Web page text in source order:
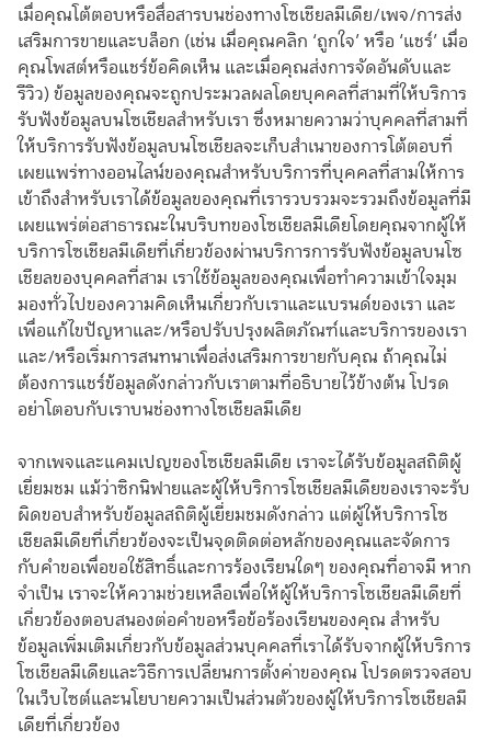
เมื่อคุณโต้ตอบหรือสื่อสารบนช่องทางโซเชียลมีเดีย/เพจ/การส่ง
เสริมการขายและบล็อก (เช่น เมื่อคุณคลิก ‘ถูกใจ’ หรือ ‘แชร์’ เมื่อ
คุณโพสต์หรือแชร์ข้อคิดเห็น และเมื่อคุณส่งการจัดอันดับและ
รีวิว) ข้อมูลของคุณจะถูกประมวลผลโดยบุคคลที่สามที่ให้บริการ
รับฟังข้อมูลบนโซเชียลสำหรับเรา ซึ่งหมายความว่าบุคคลที่สามที่
ให้บริการรับฟังข้อมูลบนโซเชียลจะเก็บสำเนาของการโต้ตอบที่
เผยแพร่ทางออนไลน์ของคุณสำหรับบริการที่บุคคลที่สามให้การ
เข้าถึงสำหรับเราได้ข้อมูลของคุณที่เรารวบรวมจะรวมถึงข้อมูลที่มี
เผยแพร่ต่อสาธารณะในบริบทของโซเชียลมีเดียโดยคุณจากผู้ให้
บริการโซเชียลมีเดียที่เกี่ยวข้องผ่านบริการการรับฟังข้อมูลบนโซ
เชียลของบุคคลที่สาม เราใช้ข้อมูลของคุณเพื่อทำความเข้าใจมุม
มองทั่วไปของความคิดเห็นเกี่ยวกับเราและแบรนด์ของเรา และ
เพื่อแก้ไขปัญหาและ/หรือปรับปรุงผลิตภัณฑ์และบริการของเรา
และ/หรือเริ่มการสนทนาเพื่อส่งเสริมการขายกับคุณ ถ้าคุณไม่
ต้องการแชร์ข้อมูลดังกล่าวกับเราตามที่อธิบายไว้ข้างต้น โปรด
อย่าโตอบกับเราบนช่องทางโซเชียลมีเดีย
จากเพจและแคมเปญของโซเชียลมีเดีย เราจะได้รับข้อมูลสถิติผู้
เยี่ยมชม แม้ว่าซิกนิฟายและผู้ให้บริการโซเชียลมีเดียของเราจะรับ
ผิดขอบสำหรับข้อมูลสถิติผู้เยี่ยมชมดังกล่าว แต่ผู้ให้บริการโซ
เชียลมีเดียที่เกี่ยวข้องจะเป็นจุดติดต่อหลักของคุณและจัดการ
กับคำขอเพื่อขอใช้สิทธิ์และการร้องเรียนใดๆ ของคุณที่อาจมี หาก
จำเป็น เราจะให้ความช่วยเหลือเพื่อให้ผู้ให้บริการโซเชียลมีเดียที่
เกี่ยวข้องตอบสนองต่อคำขอหรือข้อร้องเรียนของคุณ สำหรับ
ข้อมูลเพิ่มเติมเกี่ยวกับข้อมูลส่วนบุคคลที่เราได้รับจากผู้ให้บริการ
โซเชียลมีเดียและวิธีการเปลี่ยนการตั้งค่าของคุณ โปรดตรวจสอบ
ในเว็บไซต์และนโยบายความเป็นส่วนตัวของผู้ให้บริการโซเชียลมี
เดียที่เกี่ยวข้อง